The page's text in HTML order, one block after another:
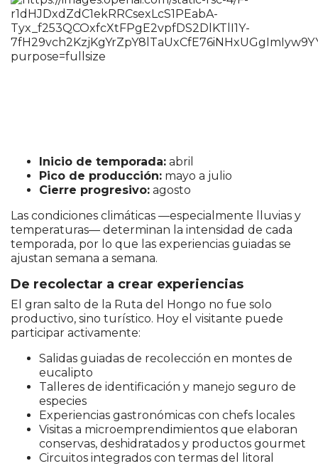
Inicio de temporada: abril
Pico de producción: mayo a julio
Cierre progresivo: agosto
Las condiciones climáticas —especialmente lluvias y
temperaturas— determinan la intensidad de cada
temporada, por lo que las experiencias guiadas se
ajustan semana a semana.
De recolectar a crear experiencias
El gran salto de la Ruta del Hongo no fue solo
productivo, sino turístico. Hoy el visitante puede
participar activamente:
Salidas guiadas de recolección en montes de
eucalipto
Talleres de identificación y manejo seguro de
especies
Experiencias gastronómicas con chefs locales
Visitas a microemprendimientos que elaboran
conservas, deshidratados y productos gourmet
Circuitos integrados con termas del litoral